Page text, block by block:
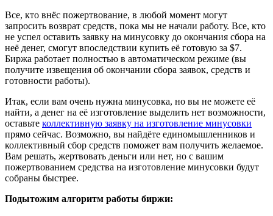
Все, кто внёс пожертвование, в любой момент могут
запросить возврат средств, пока мы не начали работу. Все, кто
не успел оставить заявку на минусовку до окончания сбора на
неё денег, смогут впоследствии купить её готовую за $7.
Биржа работает полностью в автоматическом режиме (вы
получите извещения об окончании сбора заявок, средств и
готовности работы).
Итак, если вам очень нужна минусовка, но вы не можете её
найти, а денег на её изготовление выделить нет возможности,
оставьте коллективную заявку на изготовление минусовки
прямо сейчас. Возможно, вы найдёте единомышленников и
коллективный сбор средств поможет вам получить желаемое.
Вам решать, жертвовать деньги или нет, но с вашим
пожертвованием средства на изготовление минусовки будут
собраны быстрее.
Подытожим алгоритм работы биржи: